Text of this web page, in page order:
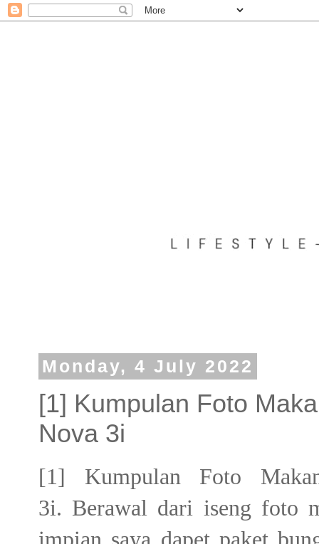
Monday, 4 July 2022
[1] Kumpulan Foto
Nova 3i
[1] Kumpulan Foto
3i. Berawal dari iseng foto